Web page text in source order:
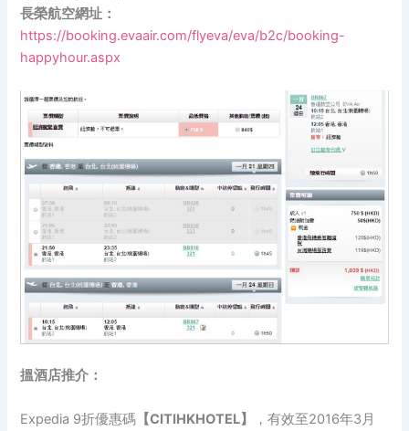
長榮航空網址 ：
https://booking.evaair.com/flyeva/eva/b2c/booking-
happyhour.aspx
搵酒店推介：
Expedia 9折優惠碼 【CITIHKHOTEL】
，有效至2016年3月